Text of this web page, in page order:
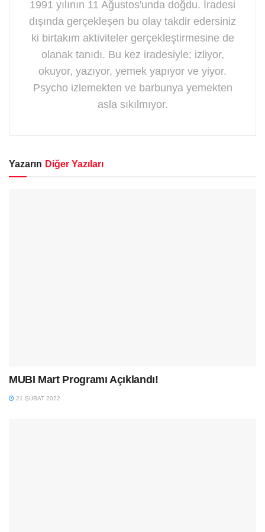
1991 yılının 11 Ağustos'unda doğdu. İradesi
dışında gerçekleşen bu olay takdir edersiniz
ki birtakım aktiviteler gerçekleştirmesine de
olanak tanıdı. Bu kez iradesiyle; izliyor,
okuyor, yazıyor, yemek yapıyor ve yiyor.
Psycho izlemekten ve barbunya yemekten
asla sıkılmıyor.
Yazarın Diğer Yazıları
MUBI Mart Programı Açıklandı!
21 ŞUBAT 2022